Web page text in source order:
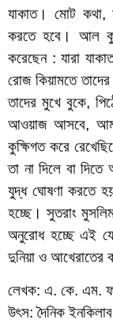
যাকাত। মোট কথা,
করতে হবে। আল
করেছেন : যারা
রোজ কিয়ামতে
তাদের মুখে বুকে,
আওয়াজ আসবে,
কুক্ষিগত করে
তা না দিলে বা দিতে
যুদ্ধ ঘোষণা করতে
হচ্ছে। সুতরাং
অনুরোধ হচ্ছে এই
দুনিয়া ও
লেখক: এ. কে. এম.
উৎস: দৈনিক ইনকিলাব